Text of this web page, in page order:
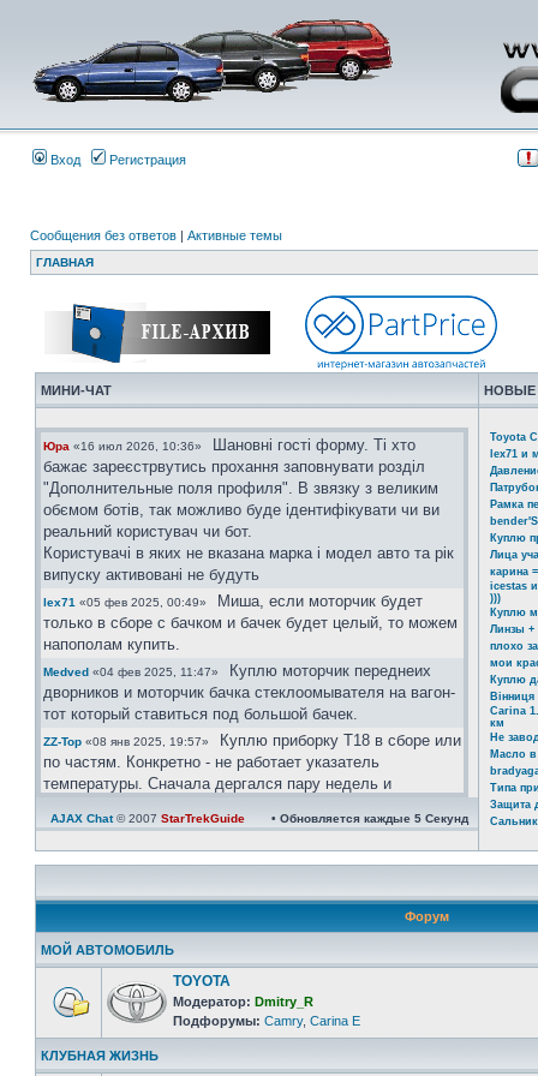
Вход Регистрация
Сообщения без ответов | Активные темы
ГЛАВНАЯ
МИНИ-ЧАТ НОВЫЕ
Юра «16 июл 2026, 10:36»
Шановні гості форму. Ті хто
бажає зареєстрвутись прохання заповнувати розділ
"Дополнительные поля профиля". В звязку з великим
обємом ботів, так можливо буде ідентифікувати чи ви
реальний користувач чи бот.
Користувачі в яких не вказана марка і модел авто та рік
випуску активовані не будуть
lex71 «05 фев 2025, 00:49»
Миша, если моторчик будет
только в сборе с бачком и бачек будет целый, то можем
напополам купить.
Medved «04 фев 2025, 11:47»
Куплю моторчик переднеих
дворников и моторчик бачка стеклоомывателя на вагон-
тот который ставиться под большой бачек.
ZZ-Top «08 янв 2025, 19:57»
Куплю приборку Т18 в сборе или
по частям. Конкретно - не работает указатель
температуры. Сначала дергался пару недель и
icestas«24 май 2024, 22:19»Ахринеть конечно, красавцы!
"Дополнительные поля профиля". В звязку з великим
обємом ботів, так можливо буде ідентифікувати чи ви
реальний користувач чи бот.
Користувачі в яких не вказана марка і модел авто та рік
випуску активовані не будуть.
Юра«08 апр 2024, 21:08»https://invite.viber.com/?
g2=AQAtPOOoAP ... zA&lang=ru
Юра«08 апр 2024, 21:06»
AJAX Chat© 2007 StarTrekGuide • Обновляется каждые 5 Секунд
Toyota
lex71 и
Рамка
Куплю
Лица
карина
icestas
)))
Куплю
Линзы +
плохо
мои
Куплю
Carina
км
Не
Масло в
Типа
Защита
Форум
МОЙ АВТОМОБИЛЬ
TOYOTA
Модератор: Dmitry_R
Подфорумы: Camry, Carina E
КЛУБНАЯ ЖИЗНЬ